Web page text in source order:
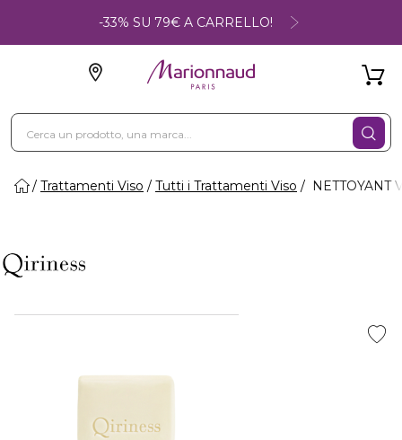
-33% SU 79€ A CARRELLO!
Trattamenti Viso Tutti i Trattamenti Viso NETTOYANT